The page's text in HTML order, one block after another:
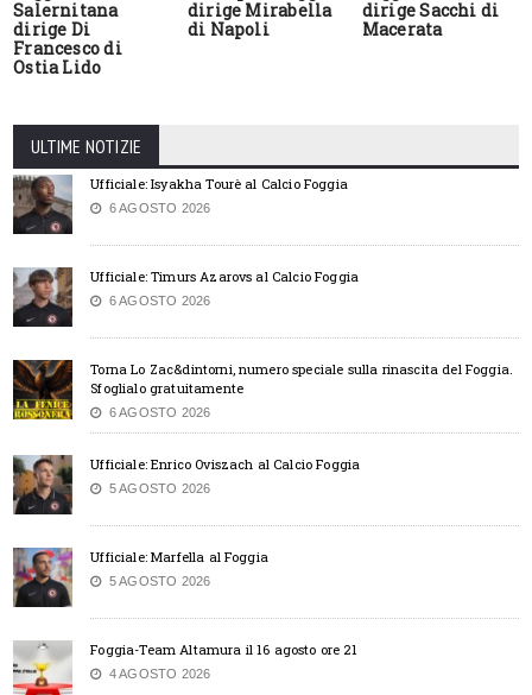
Salernitana
dirige Di
Francesco di
Ostia Lido
dirige Mirabella
di Napoli
dirige Sacchi di
Macerata
ULTIME NOTIZIE
Ufficiale: Isyakha Tourè al Calcio Foggia
6 AGOSTO 2026
Ufficiale: Timurs Azarovs al Calcio Foggia
6 AGOSTO 2026
Torna Lo Zac&dintorni, numero speciale sulla rinascita del Foggia.
Sfoglialo gratuitamente
6 AGOSTO 2026
Ufficiale: Enrico Oviszach al Calcio Foggia
5 AGOSTO 2026
Ufficiale: Marfella al Foggia
5 AGOSTO 2026
Foggia-Team Altamura il 16 agosto ore 21
4 AGOSTO 2026